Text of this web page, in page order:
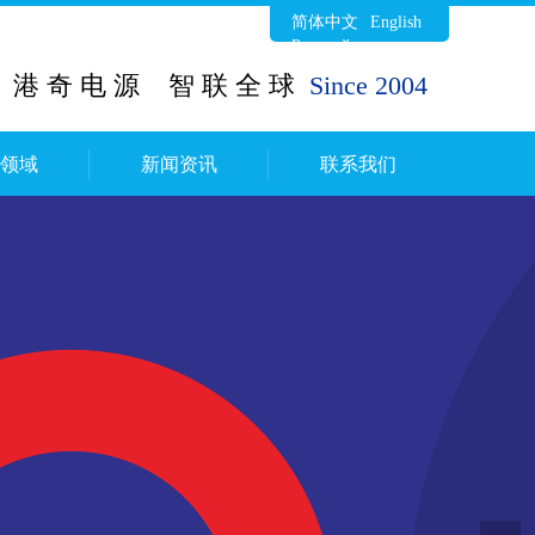
简体中文
English
Русский язык
港 奇 电 源 智 联 全 球 Since 2004
域 新闻资讯 联系我们